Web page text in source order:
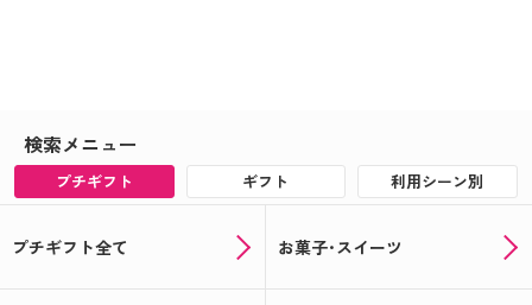
検索メニュー
プチギフト ギフト 利用シーン別
プチギフト全て お菓子･スイーツ